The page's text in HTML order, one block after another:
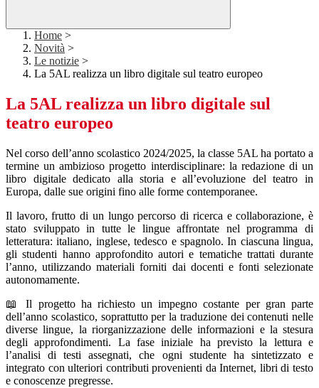
Home >
Novità >
Le notizie >
La 5AL realizza un libro digitale sul teatro europeo
La 5AL realizza un libro digitale sul
teatro europeo
Nel corso dell’anno scolastico 2024/2025, la classe 5AL ha portato a
termine un ambizioso progetto interdisciplinare: la redazione di un
libro digitale dedicato alla storia e all’evoluzione del teatro in
Europa, dalle sue origini fino alle forme contemporanee.
Il lavoro, frutto di un lungo percorso di ricerca e collaborazione, è
stato sviluppato in tutte le lingue affrontate nel programma di
letteratura: italiano, inglese, tedesco e spagnolo. In ciascuna lingua,
gli studenti hanno approfondito autori e tematiche trattati durante
l’anno, utilizzando materiali forniti dai docenti e fonti selezionate
autonomamente.
📖 Il progetto ha richiesto un impegno costante per gran parte
dell’anno scolastico, soprattutto per la traduzione dei contenuti nelle
diverse lingue, la riorganizzazione delle informazioni e la stesura
degli approfondimenti. La fase iniziale ha previsto la lettura e
l’analisi di testi assegnati, che ogni studente ha sintetizzato e
integrato con ulteriori contributi provenienti da Internet, libri di testo
e conoscenze pregresse.